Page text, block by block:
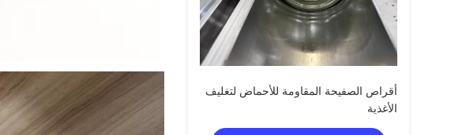
أقراص الصفيحة المقاومة للأحماض لتغليف
الأغذية